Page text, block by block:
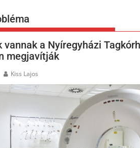
vannak a Nyíregyházi
megjavítják
Kiss Lajos